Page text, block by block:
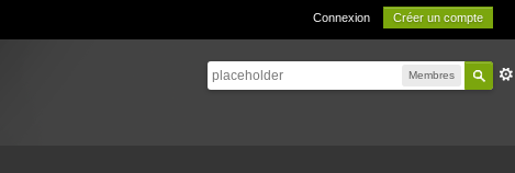
Connexion Créer un compte
Membres